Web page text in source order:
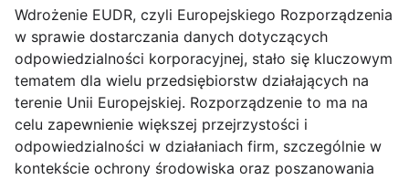
Wdrożenie EUDR, czyli Europejskiego Rozporządzenia
w sprawie dostarczania danych dotyczących
odpowiedzialności korporacyjnej, stało się kluczowym
tematem dla wielu przedsiębiorstw działających na
terenie Unii Europejskiej. Rozporządzenie to ma na
celu zapewnienie większej przejrzystości i
odpowiedzialności w działaniach firm, szczególnie w
kontekście ochrony środowiska oraz poszanowania